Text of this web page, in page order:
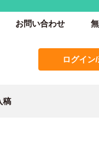
お問い合わせ
ログイン
稿